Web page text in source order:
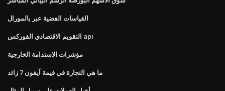
القياسات الفضية عبر بالمورال
التقويم الاقتصادي الفوركس api
مؤشرات الاستدامة الخارجية
ما هي التجارة في قيمة آيفون 7 زائد